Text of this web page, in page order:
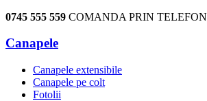
0745 555 559 COMANDA PRIN TELEFON
Canapele
Canapele extensibile
Canapele pe colt
Fotolii